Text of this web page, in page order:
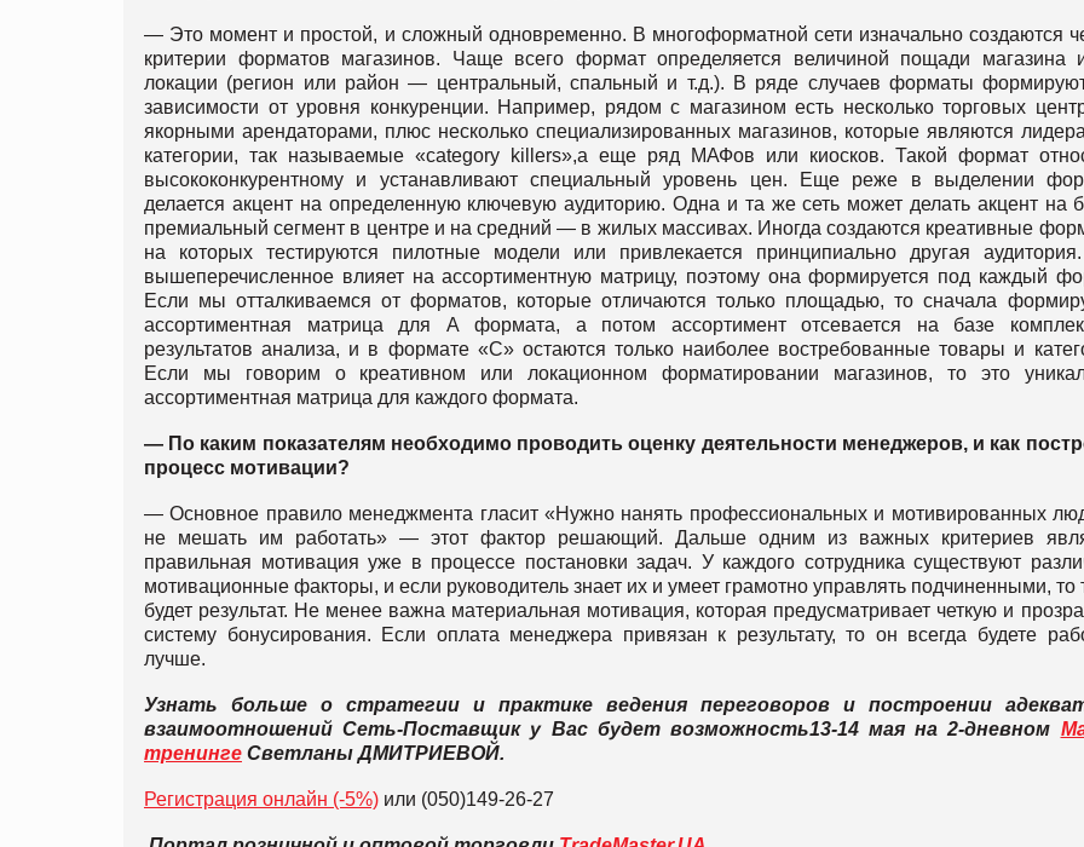
— Это момент и простой, и сложный одновременно. В многоформатной сети изначально создаются
критерии форматов магазинов. Чаще всего формат определяется величиной пощади магазина
локации (регион или район — центральный, спальный и т.д.). В ряде случаев форматы
зависимости от уровня конкуренции. Например, рядом с магазином есть несколько торговых
якорными арендаторами, плюс несколько специализированных магазинов, которые являются
категории, так называемые «category killers»,а еще ряд МАФов или киосков. Такой формат
высококонкурентному и устанавливают специальный уровень цен. Еще реже в выделении
делается акцент на определенную ключевую аудиторию. Одна и та же сеть может делать акцент на
премиальный сегмент в центре и на средний — в жилых массивах. Иногда создаются креативные
на которых тестируются пилотные модели или привлекается принципиально другая
вышеперечисленное влияет на ассортиментную матрицу, поэтому она формируется под каждый
Если мы отталкиваемся от форматов, которые отличаются только площадью, то сначала
ассортиментная матрица для А формата, а потом ассортимент отсевается на базе
результатов анализа, и в формате «С» остаются только наиболее востребованные товары и
Если мы говорим о креативном или локационном форматировании магазинов, то это
ассортиментная матрица для каждого формата.
— По каким показателям необходимо проводить оценку деятельности менеджеров, и как
процесс мотивации?
— Основное правило менеджмента гласит «Нужно нанять профессиональных и мотивированных
не мешать им работать» — этот фактор решающий. Дальше одним из важных критериев
правильная мотивация уже в процессе постановки задач. У каждого сотрудника существуют
мотивационные факторы, и если руководитель знает их и умеет грамотно управлять подчиненными, то
будет результат. Не менее важна материальная мотивация, которая предусматривает четкую и
систему бонусирования. Если оплата менеджера привязан к результату, то он всегда будете
лучше.
Узнать больше о стратегии и практике ведения переговоров и построении
взаимоотношений Сеть-Поставщик у Вас будет возможность13-14 мая на 2-дневном
тренинге Светланы ДМИТРИЕВОЙ.
Регистрация онлайн (-5%) или (050)149-26-27